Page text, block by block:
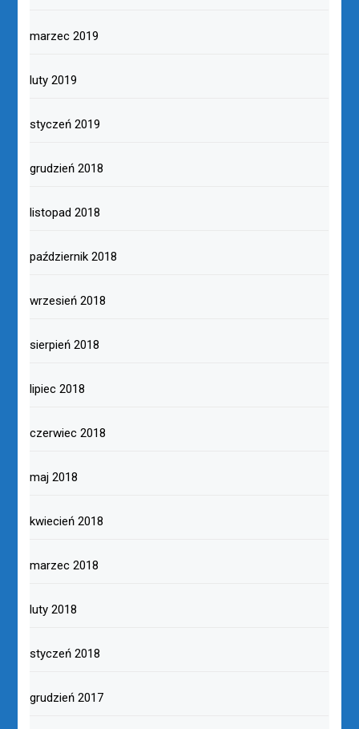
marzec 2019
luty 2019
styczeń 2019
grudzień 2018
listopad 2018
październik 2018
wrzesień 2018
sierpień 2018
lipiec 2018
czerwiec 2018
maj 2018
kwiecień 2018
marzec 2018
luty 2018
styczeń 2018
grudzień 2017